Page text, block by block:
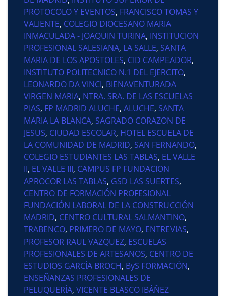
PROTOCOLO Y EVENTOS, FRANCISCO TOMAS Y
VALIENTE, COLEGIO DIOCESANO MARIA
INMACULADA - JOAQUIN TURINA, INSTITUCION
PROFESIONAL SALESIANA, LA SALLE, SANTA
MARIA DE LOS APOSTOLES, CID CAMPEADOR,
INSTITUTO POLITECNICO N.1 DEL EJERCITO,
LEONARDO DA VINCI, BIENAVENTURADA
VIRGEN MARIA, NTRA. SRA. DE LAS ESCUELAS
PIAS, FP MADRID ALUCHE, ALUCHE, SANTA
MARIA LA BLANCA, SAGRADO CORAZON DE
JESUS, CIUDAD ESCOLAR, HOTEL ESCUELA DE
LA COMUNIDAD DE MADRID, SAN FERNANDO,
COLEGIO ESTUDIANTES LAS TABLAS, EL VALLE
II, EL VALLE III, CAMPUS FP FUNDACION
APROCOR LAS TABLAS, GSD LAS SUERTES,
CENTRO DE FORMACIÓN PROFESIONAL
FUNDACIÓN LABORAL DE LA CONSTRUCCIÓN
MADRID, CENTRO CULTURAL SALMANTINO,
TRABENCO, PRIMERO DE MAYO, ENTREVIAS,
PROFESOR RAUL VAZQUEZ, ESCUELAS
PROFESIONALES DE ARTESANOS, CENTRO DE
ESTUDIOS GARCÍA BROCH, ByS FORMACIÓN,
ENSEÑANZAS PROFESIONALES DE
PELUQUERÍA, VICENTE BLASCO IBÁÑEZ